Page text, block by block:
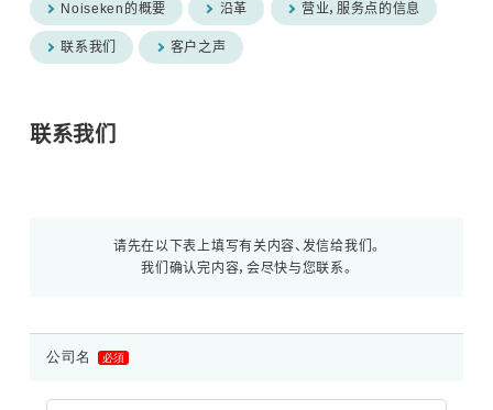
联系我们
请先在以下表上填写有关内容、发信给我们。
我们确认完内容，会尽快与您联系。
公司名 必須
Noiseken的概要 沿革 营业，服务点的信息
联系我们 客户之声
其他